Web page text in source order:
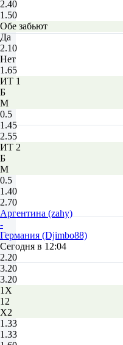
2.40
1.50
Обе забьют
Да
2.10
Нет
1.65
ИТ 1
Б
М
0.5
1.45
2.55
ИТ 2
Б
М
0.5
1.40
2.70
Аргентина (zahy)
-
Германия (Djimbo88)
Сегодня в 12:04
2.20
3.20
3.20
1X
12
X2
1.33
1.33